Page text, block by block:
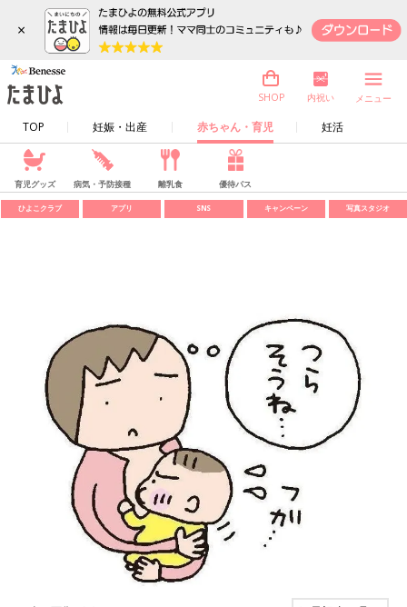
×
TOP 妊娠・出産 赤ちゃん・育児 妊活
SHOP 内祝い メニュー
育児グッズ 病気・予防接種 離乳食 優待パス
ひよこクラブ アプリ SNS キャンペーン 写真スタジオ